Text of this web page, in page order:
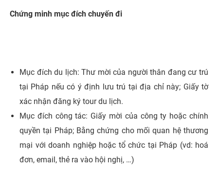
Chứng minh mục đích chuyến đi
Mục đích du lịch: Thư mời của người thân đang cư trú
tại Pháp nếu có ý định lưu trú tại địa chỉ này; Giấy tờ
xác nhận đăng ký tour du lịch.
Mục đích công tác: Giấy mời của công ty hoặc chính
quyền tại Pháp; Bằng chứng cho mối quan hệ thương
mại với doanh nghiệp hoặc tổ chức tại Pháp (vd: hoá
đơn, email, thẻ ra vào hội nghị, …)